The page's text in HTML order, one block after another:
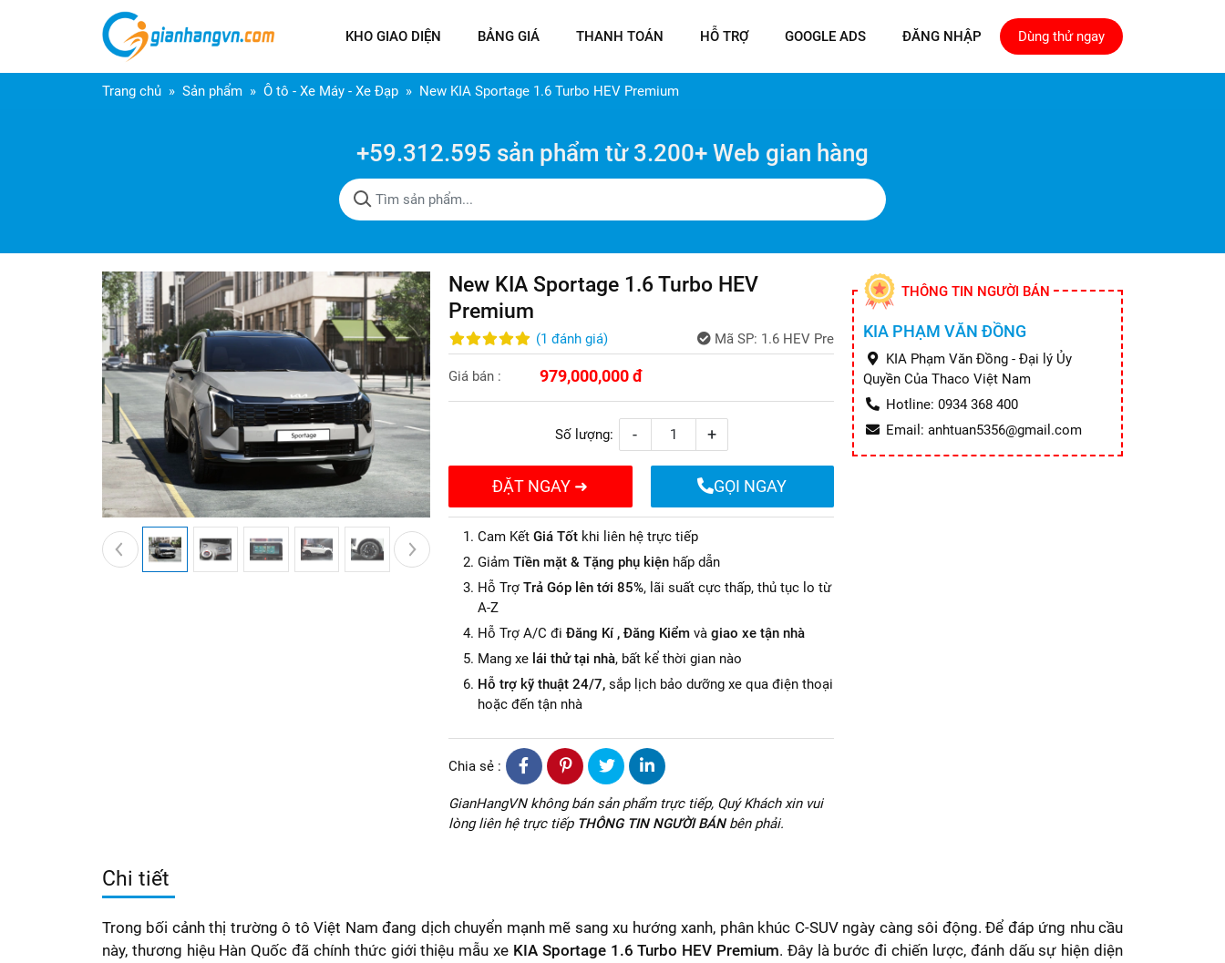
KHO GIAO DIỆN BẢNG GIÁ THANH TOÁN HỖ TRỢ GOOGLE ADS ĐĂNG NHẬP Dùng thử ngay
Trang chủ Sản phẩm Ô tô - Xe Máy - Xe Đạp New KIA Sportage 1.6 Turbo HEV Premium
+59.312.595 sản phẩm từ 3.200+ Web gian hàng
New KIA Sportage 1.6 Turbo HEV
Premium
(1 đánh giá) Mã SP: 1.6 HEV Pre
Giá bán : 979,000,000 đ
Số lượng: - +
ĐẶT NGAY ➜ GỌI NGAY
Cam Kết Giá Tốt khi liên hệ trực tiếp
Giảm Tiền mặt & Tặng phụ kiện hấp dẫn
Hỗ Trợ Trả Góp lên tới 85%, lãi suất cực thấp, thủ tục lo từ
A-Z
Hỗ Trợ A/C đi Đăng Kí , Đăng Kiểm và giao xe tận nhà
Mang xe lái thử tại nhà, bất kể thời gian nào
Hỗ trợ kỹ thuật 24/7, sắp lịch bảo dưỡng xe qua điện thoại
hoặc đến tận nhà
Chia sẻ :
GianHangVN không bán sản phẩm trực tiếp, Quý Khách xin vui
lòng liên hệ trực tiếp THÔNG TIN NGƯỜI BÁNbên phải.
THÔNG TIN NGƯỜI BÁN
KIA PHẠM VĂN ĐỒNG
KIA Phạm Văn Đồng - Đại lý Ủy
Quyền Của Thaco Việt Nam
Hotline: 0934 368 400
Email: anhtuan5356@gmail.com
Chi tiết
Trong bối cảnh thị trường ô tô Việt Nam đang dịch chuyển mạnh mẽ sang xu hướng xanh, phân khúc C-SUV ngày càng sôi động. Để đáp ứng nhu cầu
này, thương hiệu Hàn Quốc đã chính thức giới thiệu mẫu xe KIA Sportage 1.6 Turbo HEV Premium. Đây là bước đi chiến lược, đánh dấu sự hiện diện